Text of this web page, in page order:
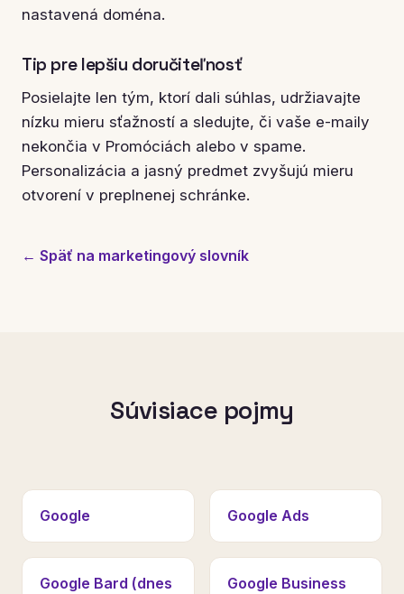
nastavená doména.
Tip pre lepšiu doručiteľnosť
Posielajte len tým, ktorí dali súhlas, udržiavajte
nízku mieru sťažností a sledujte, či vaše e-maily
nekončia v Promóciách alebo v spame.
Personalizácia a jasný predmet zvyšujú mieru
otvorení v preplnenej schránke.
← Späť na marketingový slovník
Súvisiace pojmy
Google Google Ads
Google Bard (dnes
Google Business